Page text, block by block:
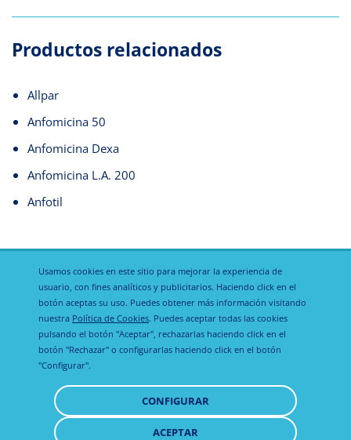
Productos relacionados
Allpar
Anfomicina 50
Anfomicina Dexa
Anfomicina L.A. 200
Anfotil
Calier Global Aviso legal
Política de
privacidad
Política de
cookies
Usamos cookies en este sitio para mejorar la experiencia de
usuario, con fines analíticos y publicitarios. Haciendo click en el
botón aceptas su uso. Puedes obtener más información visitando
nuestra Política de Cookies. Puedes aceptar todas las cookies
pulsando el botón "Aceptar", rechazarlas haciendo click en el
botón "Rechazar" o configurarlas haciendo click en el botón
"Configurar".
CONFIGURAR
ACEPTAR